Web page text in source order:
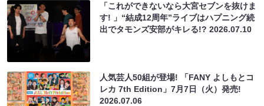
「これができないなら大宮セブンを抜けま
す! 」“結成12周年”ライブはハプニング続
出でタモンズ安部がキレる!?2026.07.10
人気芸人50組が登場! 「FANY よしもとコ
レカ 7th Edition」7月7日（火）発売!
2026.07.06